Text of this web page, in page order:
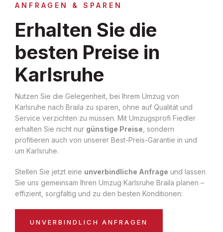
ANFRAGEN & SPAREN
Erhalten Sie die
besten Preise in
Karlsruhe
Nutzen Sie die Gelegenheit, bei Ihrem Umzug von
Karlsruhe nach Braila zu sparen, ohne auf Qualität und
Service verzichten zu müssen. Mit Umzugsprofi Fiedler
erhalten Sie nicht nur günstige Preise , sondern
profitieren auch von unserer Best-Preis-Garantie in und
um Karlsruhe.
Stellen Sie jetzt eine unverbindliche Anfrage und lassen
Sie uns gemeinsam Ihren Umzug Karlsruhe Braila planen –
effizient, sorgfältig und zu den besten Konditionen:
UNVERBINDLICH ANFRAGEN